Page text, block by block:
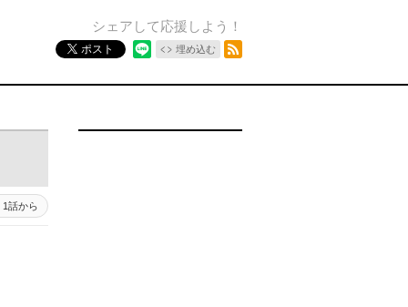
シェアして応援しよう！
ポスト 埋め込む
1話から